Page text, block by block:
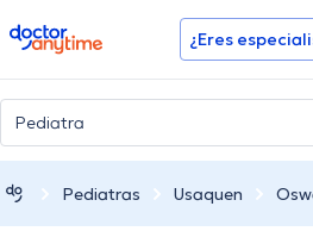
doctoranytime ¿Eres
Pediatras Usaquen